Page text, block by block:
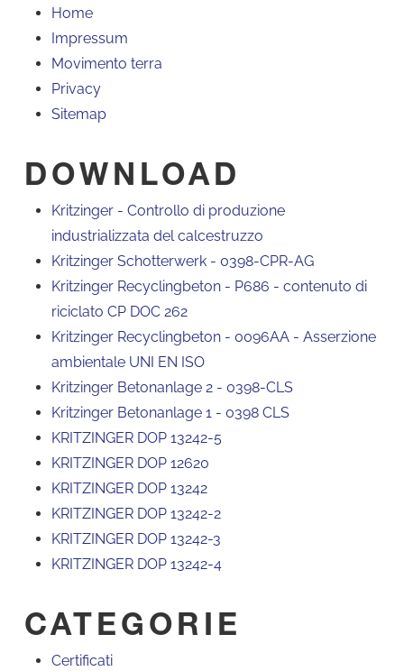
Home
Impressum
Movimento terra
Privacy
Sitemap
DOWNLOAD
Kritzinger - Controllo di produzione
industrializzata del calcestruzzo
Kritzinger Schotterwerk - 0398-CPR-AG
Kritzinger Recyclingbeton - P686 - contenuto di
riciclato CP DOC 262
Kritzinger Recyclingbeton - 0096AA - Asserzione
ambientale UNI EN ISO
Kritzinger Betonanlage 2 - 0398-CLS
Kritzinger Betonanlage 1 - 0398 CLS
KRITZINGER DOP 13242-5
KRITZINGER DOP 12620
KRITZINGER DOP 13242
KRITZINGER DOP 13242-2
KRITZINGER DOP 13242-3
KRITZINGER DOP 13242-4
CATEGORIE
Certificati